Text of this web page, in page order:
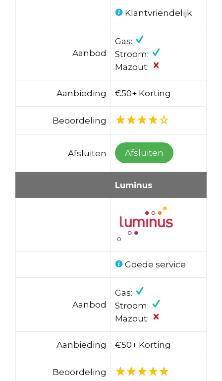
Klantvriendelijk
Aanbod
Gas:
Stroom:
Mazout:
Aanbieding €50+ Korting
Beoordeling
Afsluiten Afsluiten
Luminus
Goede service
Aanbod
Gas:
Stroom:
Mazout:
Aanbieding €50+ Korting
Beoordeling